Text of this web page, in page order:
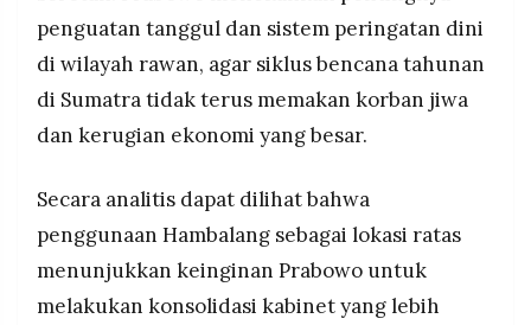
penguatan tanggul dan sistem peringatan dini
di wilayah rawan, agar siklus bencana tahunan
di Sumatra tidak terus memakan korban jiwa
dan kerugian ekonomi yang besar.
Secara analitis dapat dilihat bahwa
penggunaan Hambalang sebagai lokasi ratas
menunjukkan keinginan Prabowo untuk
melakukan konsolidasi kabinet yang lebih